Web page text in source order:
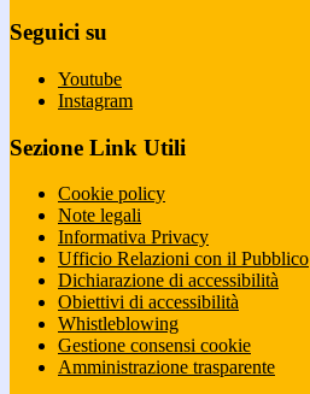
Seguici su
Youtube
Instagram
Sezione Link Utili
Cookie policy
Note legali
Informativa Privacy
Ufficio Relazioni con il Pubblico
Dichiarazione di accessibilità
Obiettivi di accessibilità
Whistleblowing
Gestione consensi cookie
Amministrazione trasparente